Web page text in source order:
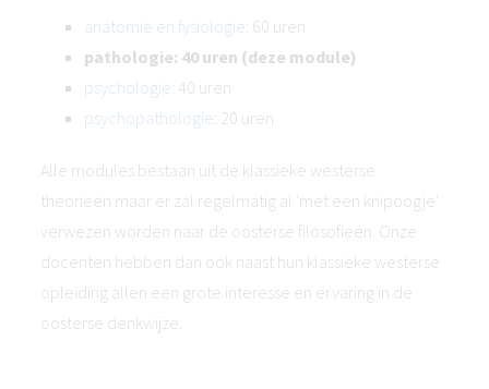
anatomie en fysiologie: 60 uren
pathologie: 40 uren (deze module)
psychologie: 40 uren
psychopathologie: 20 uren
Alle modules bestaan uit de klassieke westerse
theorieën maar er zal regelmatig al 'met een knipoogje'
verwezen worden naar de oosterse filosofieën. Onze
docenten hebben dan ook naast hun klassieke westerse
opleiding allen een grote interesse en ervaring in de
oosterse denkwijze.